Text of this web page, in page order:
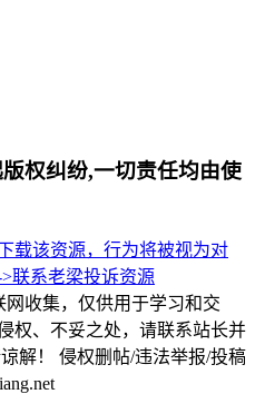
权纠纷,一切责任均由使
载该资源，行为将被视为对
联系老梁投诉资源
网收集，仅供用于学习和交
权、不妥之处，请联系站长并
解！ 侵权删帖/违法举报/投稿